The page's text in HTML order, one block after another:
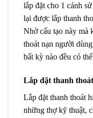
lắp đặt cho 1 cánh
lại được lắp thanh
Nhờ cấu tạo này mà
thoát nạn người
bất kỳ nào đều có
Lắp đặt thanh
Lắp đặt thanh thoát
những thợ kỹ thuật,